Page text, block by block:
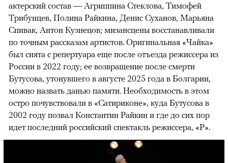
актерский состав — Агриппина Стеклова, Тимофей
Трибунцев, Полина Райкина, Денис Суханов, Марьяна
Спивак, Антон Кузнецов; мизансцены восстанавливали
по точным рассказам артистов. Оригинальная «Чайка»
был снята с репертуара еще после отъезда режиссера из
России в 2022 году; ее возвращение после смерти
Бутусова, утонувшего в августе 2025 года в Болгарии,
можно назвать данью памяти. Необходимость в этом
остро почувствовали в «Сатириконе», куда Бутусова в
2002 году позвал Константин Райкин и где до сих пор
идет последний российский спектакль режиссера, «Р».